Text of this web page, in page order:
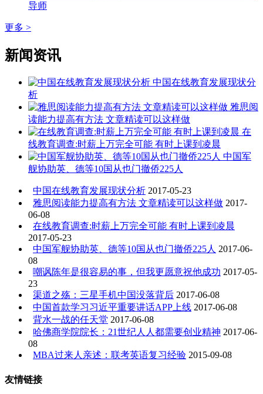
导师
更多 >
新闻资讯
中国在线教育发展现状分
析
雅思阅
读能力提高有方法 文章精读可以这样做
在
线教育调查:时薪上万完全可能 有时上课到凌晨
中国军
舰协助英、德等10国从也门撤侨225人
中国在线教育发展现状分析 2017-05-23
雅思阅读能力提高有方法 文章精读可以这样做 2017-
06-08
在线教育调查:时薪上万完全可能 有时上课到凌晨
2017-05-23
中国军舰协助英、德等10国从也门撤侨225人 2017-06-
08
嘲讽陈年是很容易的事，但我更愿意祝他成功 2017-05-
23
渠道之殇：三星手机中国没落背后 2017-06-08
中国首款学习习近平重要讲话APP上线 2017-06-08
背水一战的任天堂 2017-06-08
哈佛商学院院长：21世纪人人都需要创业精神 2017-06-
08
MBA过来人亲述：联考英语复习经验 2015-09-08
友情链接